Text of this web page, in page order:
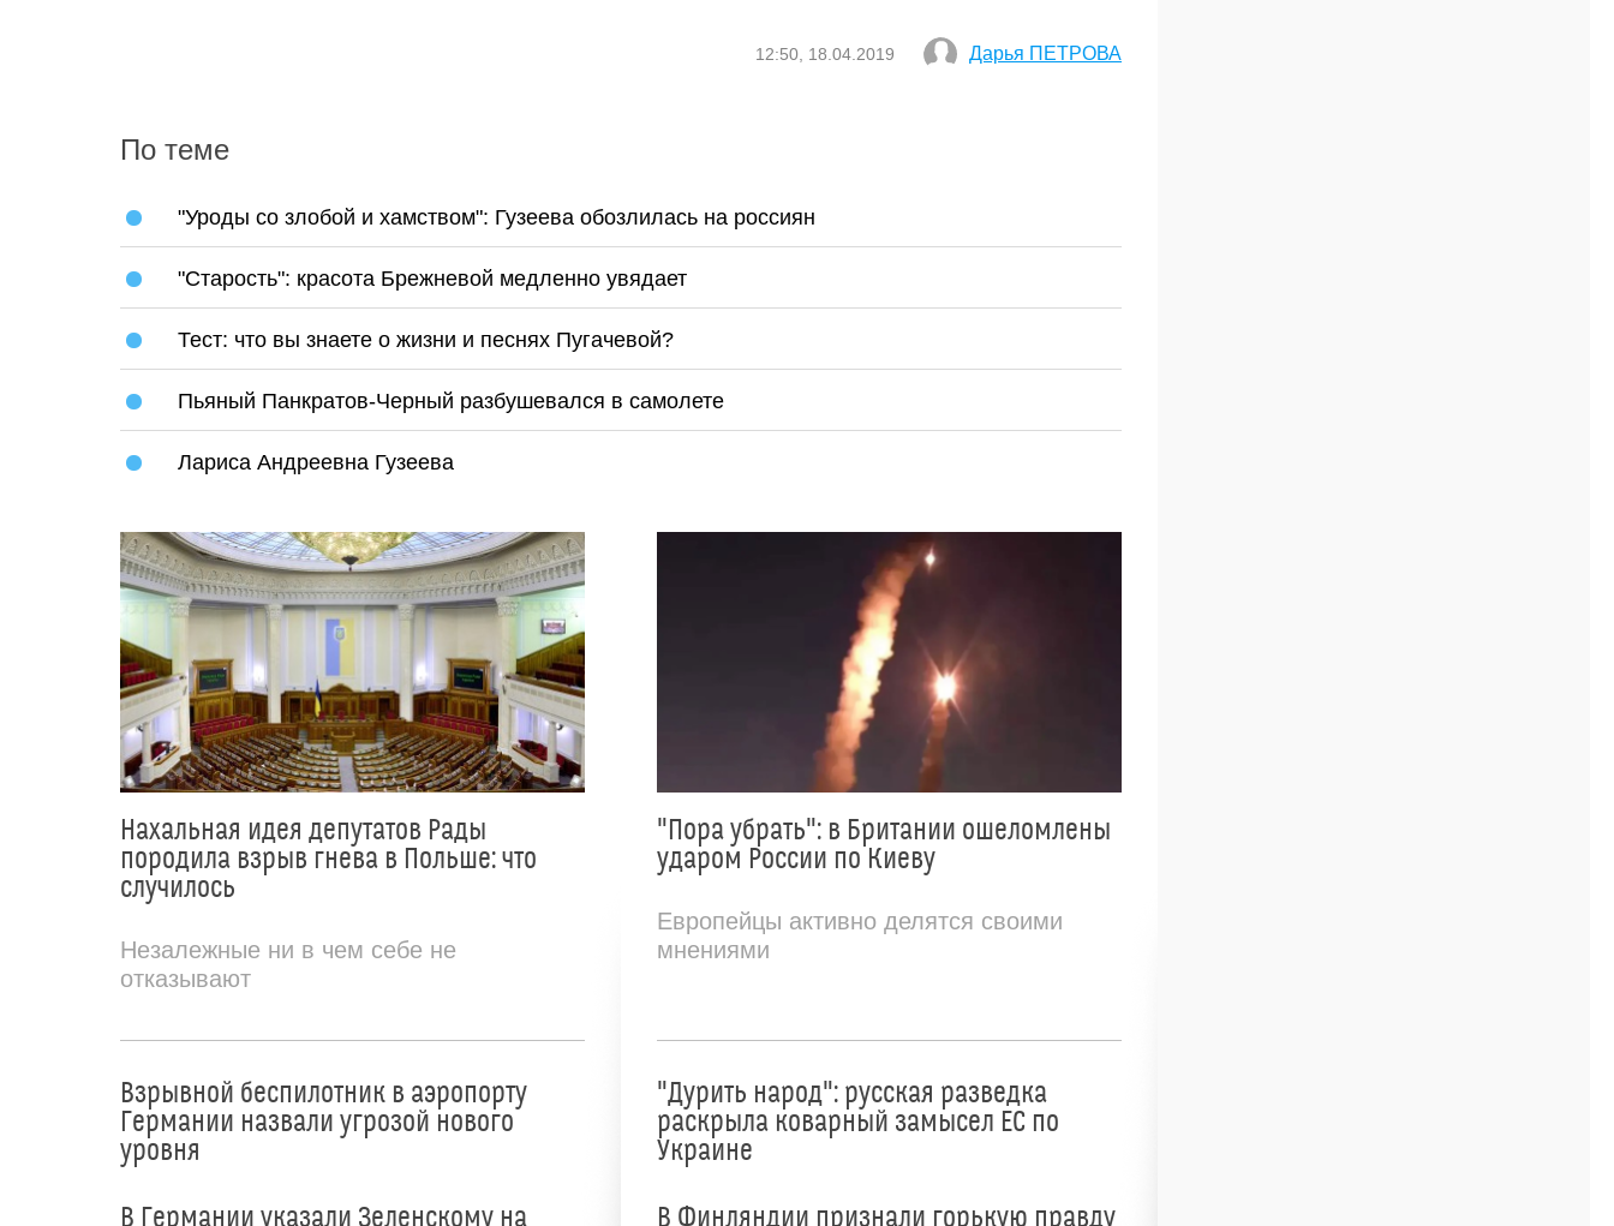
12:50, 18.04.2019 Дарья ПЕТРОВА
По теме
"Уроды со злобой и хамством": Гузеева обозлилась на россиян
"Старость": красота Брежневой медленно увядает
Тест: что вы знаете о жизни и песнях Пугачевой?
Пьяный Панкратов-Черный разбушевался в самолете
Лариса Андреевна Гузеева
Нахальная идея депутатов Рады
породила взрыв гнева в Польше: что
случилось
Незалежные ни в чем себе не
отказывают
Взрывной беспилотник в аэропорту
Германии назвали угрозой нового
уровня
В Германии указали Зеленскому на
"Пора убрать": в Британии ошеломлены
ударом России по Киеву
Европейцы активно делятся своими
мнениями
"Дурить народ": русская разведка
раскрыла коварный замысел ЕС по
Украине
В Финляндии признали горькую правду